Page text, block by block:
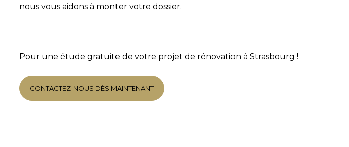
nous vous aidons à monter votre dossier.
Pour une étude gratuite de votre projet de rénovation à Strasbourg !
CONTACTEZ-NOUS DÈS MAINTENANT